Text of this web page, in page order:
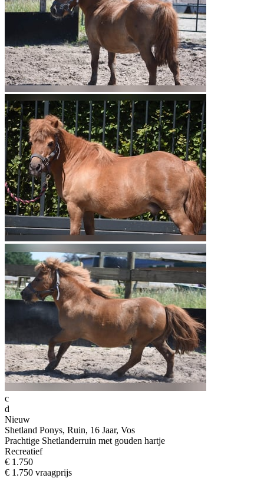
c
d
Nieuw
Shetland Ponys, Ruin, 16 Jaar, Vos
Prachtige Shetlanderruin met gouden hartje
Recreatief
€ 1.750
€ 1.750 vraagprijs